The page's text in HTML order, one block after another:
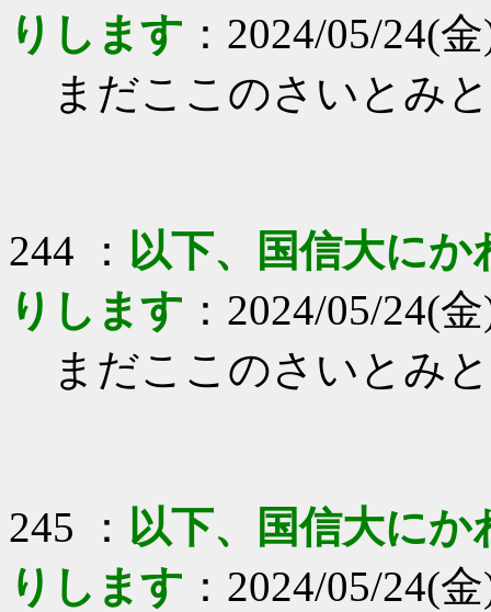
りします ：2024/05/24(
まだここのさいとみ
244 ： 以下、国信大に
りします ：2024/05/24(
まだここのさいとみ
245 ： 以下、国信大に
りします ：2024/05/24(